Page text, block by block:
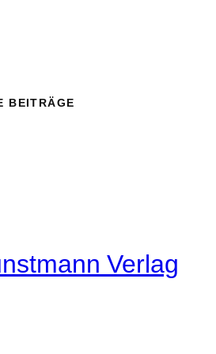
BEITRÄGE
Verlag